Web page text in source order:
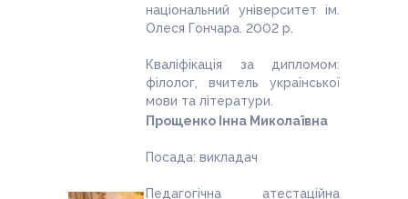
національний університет ім.
Олеся Гончара. 2002 р.
Кваліфікація за дипломом:
філолог, вчитель української
мови та літератури.
Прощенко Інна Миколаївна
Посада: викладач
Педагогічна атестаційна